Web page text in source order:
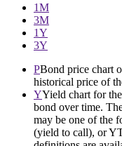
1M
3M
1Y
3Y
PBond price chart
historical price of
YYield chart for
bond over time.
may be one of the
(yield to call), or